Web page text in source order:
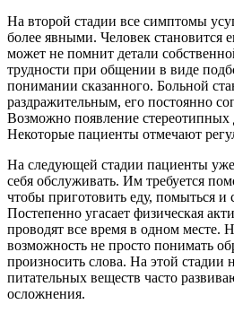
На второй стадии все симптомы
более явными. Человек становится
может не помнит детали
трудности при общении в виде
понимании сказанного. Больной
раздражительным, его постоянно
Возможно появление
Некоторые пациенты отмечают
На следующей стадии пациенты уже
себя обслуживать. Им требуется
чтобы приготовить еду, помыться и
Постепенно угасает физическая
проводят все время в одном месте.
возможность не просто понимать
произносить слова. На этой стадии
питательных веществ часто
осложнения.